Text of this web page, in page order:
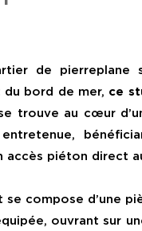
de pierreplane
bord de mer, ce
trouve au cœur
accès piéton direct
se compose d’une
ouvrant sur